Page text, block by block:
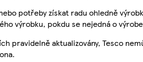
potřeby získat radu ohledně
výrobku, pokdu se nejedná o
pravidelně aktualizovány, Tesco